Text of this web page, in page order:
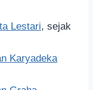
Lestari, sejak
Karyadeka